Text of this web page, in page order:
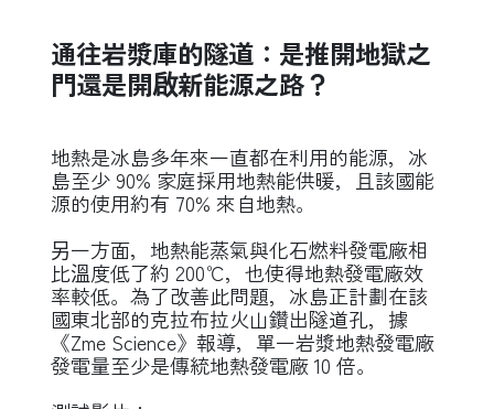
通往岩漿庫的隧道：是推開地獄之
門還是開啟新能源之路？
地熱是冰島多年來一直都在利用的能源，冰
島至少 90% 家庭採用地熱能供暖，且該國能
源的使用約有 70% 來自地熱。
另一方面，地熱能蒸氣與化石燃料發電廠相
比溫度低了約 200℃，也使得地熱發電廠效
率較低。為了改善此問題，冰島正計劃在該
國東北部的克拉布拉火山鑽出隧道孔，據
《Zme Science》報導，單一岩漿地熱發電廠
發電量至少是傳統地熱發電廠 10 倍。